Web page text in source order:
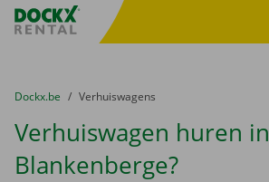
Fratello DEMO
U bevindt zich hier:
van
Dockx.be naar
Verhuiswagens
Verhuiswagen huren in
Blankenberge?